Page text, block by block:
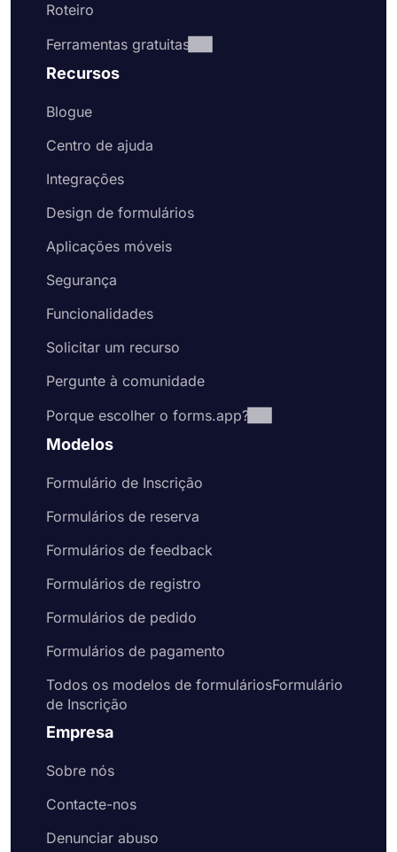
Roteiro
Ferramentas gratuitas
Recursos
Blogue
Centro de ajuda
Integrações
Design de formulários
Aplicações móveis
Segurança
Funcionalidades
Solicitar um recurso
Pergunte à comunidade
Porque escolher o forms.app?
Modelos
Formulário de Inscrição
Formulários de reserva
Formulários de feedback
Formulários de registro
Formulários de pedido
Formulários de pagamento
Todos os modelos de formuláriosFormulário
de Inscrição
Empresa
Sobre nós
Contacte-nos
Denunciar abuso